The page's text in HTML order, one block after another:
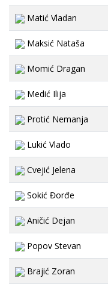
Matić Vladan
Maksić Nataša
Momić Dragan
Medić Ilija
Protić Nemanja
Lukić Vlado
Cvejić Jelena
Sokić Đorđe
Aničić Dejan
Popov Stevan
Brajić Zoran